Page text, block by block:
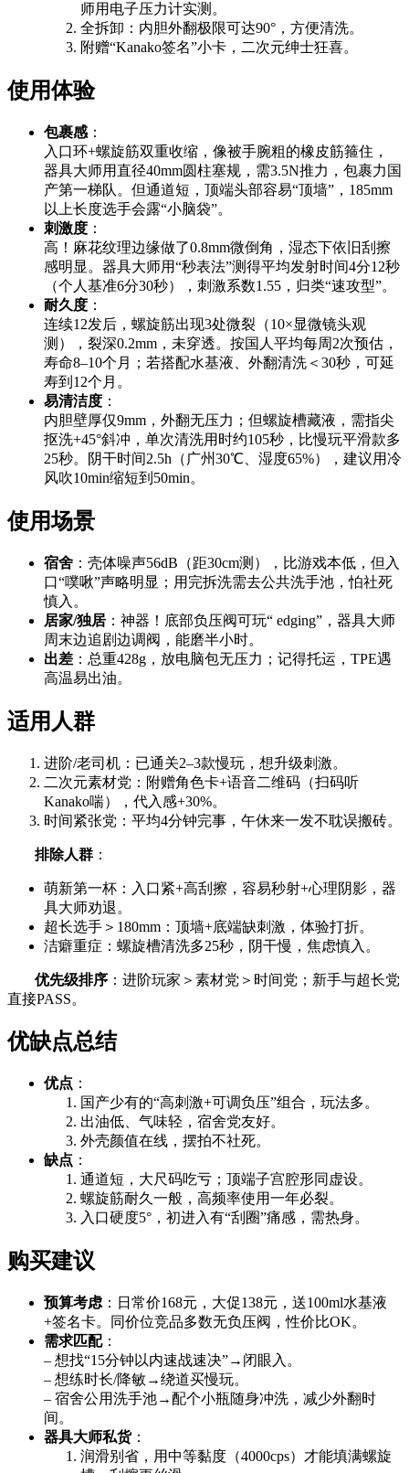
师用电子压力计实测。
全拆卸：内胆外翻极限可达90°，方便清洗。
附赠“Kanako签名”小卡，二次元绅士狂喜。
使用体验
包裹感 ：
入口环+螺旋筋双重收缩，像被手腕粗的橡皮筋箍住，
器具大师用直径40mm圆柱塞规，需3.5N推力，包裹力国
产第一梯队。但通道短，顶端头部容易“顶墙”，185mm
以上长度选手会露“小脑袋”。
刺激度 ：
高！麻花纹理边缘做了0.8mm微倒角，湿态下依旧刮擦
感明显。器具大师用“秒表法”测得平均发射时间4分12秒
（个人基准6分30秒），刺激系数1.55，归类“速攻型”。
耐久度 ：
连续12发后，螺旋筋出现3处微裂（10×显微镜头观
测），裂深0.2mm，未穿透。按国人平均每周2次预估，
寿命8–10个月；若搭配水基液、外翻清洗＜30秒，可延
寿到12个月。
易清洁度 ：
内胆壁厚仅9mm，外翻无压力；但螺旋槽藏液，需指尖
抠洗+45°斜冲，单次清洗用时约105秒，比慢玩平滑款多
25秒。阴干时间2.5h（广州30℃、湿度65%），建议用冷
风吹10min缩短到50min。
使用场景
宿舍 ：壳体噪声56dB（距30cm测），比游戏本低，但入
口“噗啾”声略明显；用完拆洗需去公共洗手池，怕社死
慎入。
居家/独居 ：神器！底部负压阀可玩“ edging”，器具大师
周末边追剧边调阀，能磨半小时。
出差 ：总重428g，放电脑包无压力；记得托运，TPE遇
高温易出油。
适用人群
进阶/老司机：已通关2–3款慢玩，想升级刺激。
二次元素材党：附赠角色卡+语音二维码（扫码听
Kanako喘），代入感+30%。
时间紧张党：平均4分钟完事，午休来一发不耽误搬砖。
排除人群 ：
萌新第一杯：入口紧+高刮擦，容易秒射+心理阴影，器
具大师劝退。
超长选手＞180mm：顶墙+底端缺刺激，体验打折。
洁癖重症：螺旋槽清洗多25秒，阴干慢，焦虑慎入。
优先级排序 ：进阶玩家＞素材党＞时间党；新手与超长党
直接PASS。
优缺点总结
优点 ：
国产少有的“高刺激+可调负压”组合，玩法多。
出油低、气味轻，宿舍党友好。
外壳颜值在线，摆拍不社死。
缺点 ：
通道短，大尺码吃亏；顶端子宫腔形同虚设。
螺旋筋耐久一般，高频率使用一年必裂。
入口硬度5°，初进入有“刮圈”痛感，需热身。
购买建议
预算考虑 ：日常价168元，大促138元，送100ml水基液
+签名卡。同价位竞品多数无负压阀，性价比OK。
需求匹配：
– 想找“15分钟以内速战速决”→闭眼入。
– 想练时长/降敏→绕道买慢玩。
– 宿舍公用洗手池→配个小瓶随身冲洗，减少外翻时
间。
器具大师私货：
润滑别省，用中等黏度（4000cps）才能填满螺旋